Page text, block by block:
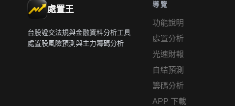
處置王
台股證交法規與金融資料分析工具
處置股風險預測與主力籌碼分析
導覽
功能說明
處置分析
光速財報
自結預測
籌碼分析
APP 下載